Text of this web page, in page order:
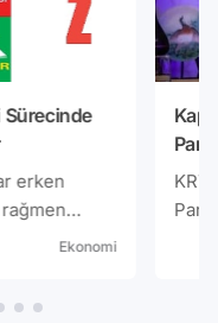
Sürecinde
erken
herkesin
Ekonomi
KRT